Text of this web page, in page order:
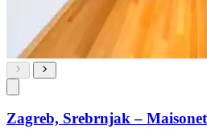
Zagreb, Srebrnjak –